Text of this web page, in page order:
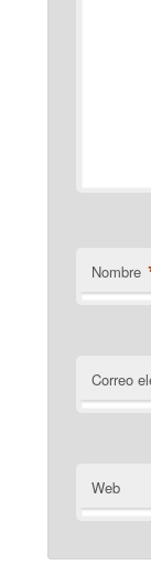
Nombre
Correo
Web